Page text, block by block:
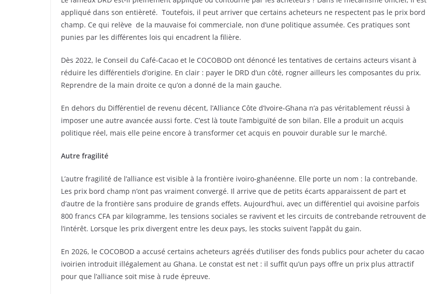
appliqué dans son entièreté. Toutefois, il peut arriver que certains acheteurs ne respectent pas le prix bord
champ. Ce qui relève de la mauvaise foi commerciale, non d’une politique assumée. Ces pratiques sont
punies par les différentes lois qui encadrent la filière.
Dès 2022, le Conseil du Café-Cacao et le COCOBOD ont dénoncé les tentatives de certains acteurs visant à
réduire les différentiels d’origine. En clair : payer le DRD d’un côté, rogner ailleurs les composantes du prix.
Reprendre de la main droite ce qu’on a donné de la main gauche.
En dehors du Différentiel de revenu décent, l’Alliance Côte d’Ivoire-Ghana n’a pas véritablement réussi à
imposer une autre avancée aussi forte. C’est là toute l’ambiguïté de son bilan. Elle a produit un acquis
politique réel, mais elle peine encore à transformer cet acquis en pouvoir durable sur le marché.
Autre fragilité
L’autre fragilité de l’alliance est visible à la frontière ivoiro-ghanéenne. Elle porte un nom : la contrebande.
Les prix bord champ n’ont pas vraiment convergé. Il arrive que de petits écarts apparaissent de part et
d’autre de la frontière sans produire de grands effets. Aujourd’hui, avec un différentiel qui avoisine parfois
800 francs CFA par kilogramme, les tensions sociales se ravivent et les circuits de contrebande retrouvent de
l’intérêt. Lorsque les prix divergent entre les deux pays, les stocks suivent l’appât du gain.
En 2026, le COCOBOD a accusé certains acheteurs agréés d’utiliser des fonds publics pour acheter du cacao
ivoirien introduit illégalement au Ghana. Le constat est net : il suffit qu’un pays offre un prix plus attractif
pour que l’alliance soit mise à rude épreuve.